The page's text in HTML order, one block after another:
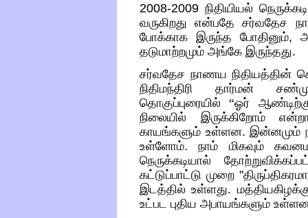
2008-2009 நிதியியல்
வருகிறது என்பதே சர்வதேச
போக்காக இருந்த போதினும்,
தடுமாற்றமும் அங்கே இருந்தது.
சர்வதேச நாணய நிதியத்தின்
நிதிமந்திரி தார்மன்
தொகுப்புரையில்“ஓர்
நிலையில் இருக்கிறோம்
காயங்களும் உள்ளன. இன்னமும்
உள்ளோம்.நாம் மிகவும்
நெருக்கடியால்
கட்டுப்பாட்டு முறை "
இடத்தில் உள்ளது.
உட்பட புதிய அபாயங்களும்